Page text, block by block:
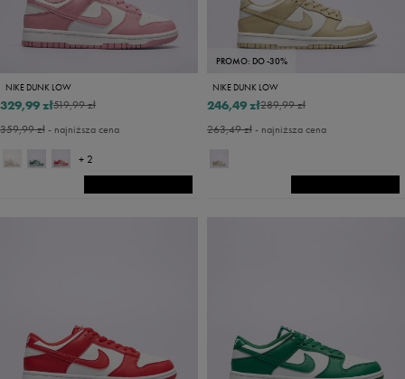
NIKE DUNK LOW
519,99 zł
329,99 zł
359,99 zł- najniższa cena
+ 2
PROMO: DO -30%
NIKE DUNK LOW
289,99 zł
246,49 zł
263,49 zł- najniższa cena